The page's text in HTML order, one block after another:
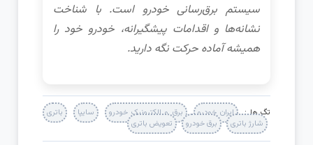
سیستم برق‌رسانی خودرو است. با شناخت
نشانه‌ها و اقدامات پیشگیرانه، خودرو خود را
همیشه آماده حرکت نگه دارید.
تگ ها : ایران خودرو برق و الکترونیک خودرو سایپا
باتری
شارژ باتری
برق خودرو تعویض باتری